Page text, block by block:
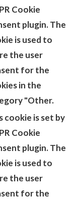
Cookie
plugin. The
is used to
the user
for the
in the
"Other.
cookie is set by
Cookie
plugin. The
is used to
the user
for the